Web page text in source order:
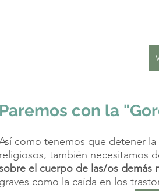
Paremos con la
como tenemos que detener
religiosos, también necesitamos
el cuerpo de las/os demás
graves como la caída en los